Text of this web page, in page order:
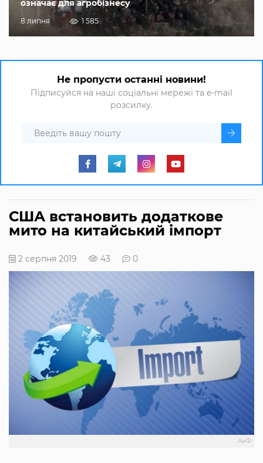
означає для агробізнесу
8 липня 1 585
Не пропусти останні новини!
Підписуйся на наші соціальні мережі та e-mail
розсилку.
США встановить додаткове
мито на китайський імпорт
2 серпня 2019 43 0
АиФ